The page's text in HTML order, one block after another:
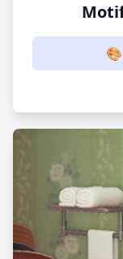
🎨